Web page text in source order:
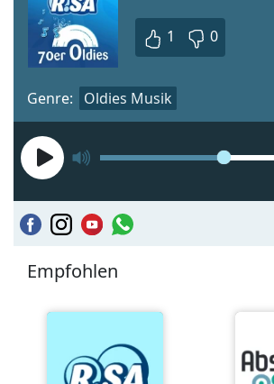
1 0
Genre: Oldies Musik
Empfohlen